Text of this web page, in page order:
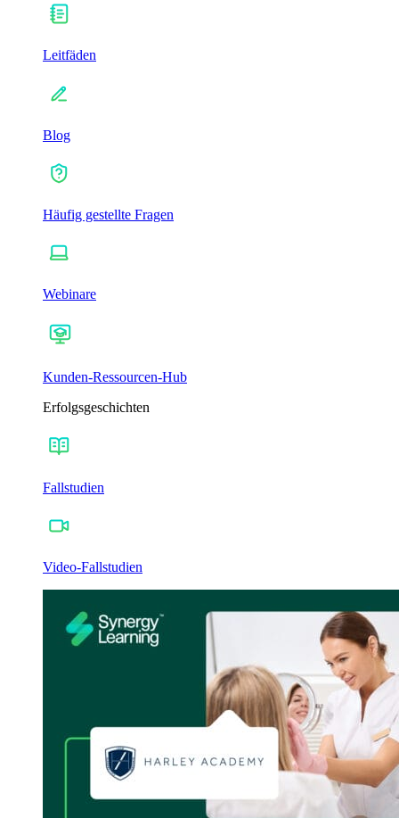
Leitfäden
Blog
Häufig gestellte Fragen
Webinare
Kunden-Ressourcen-Hub
Erfolgsgeschichten
Fallstudien
Video-Fallstudien